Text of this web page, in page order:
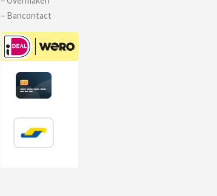
– Bancontact